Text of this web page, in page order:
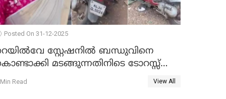
Posted On 31-12-2025
സ്റ്റേഷനിൽ ബന്ധുവിനെ
മടങ്ങുന്നതിനിടെ ടോറസ്സ്
സ്കൂട്ടറിൽ ഇടിച്ചു : യുവതിക്ക്
Read View All